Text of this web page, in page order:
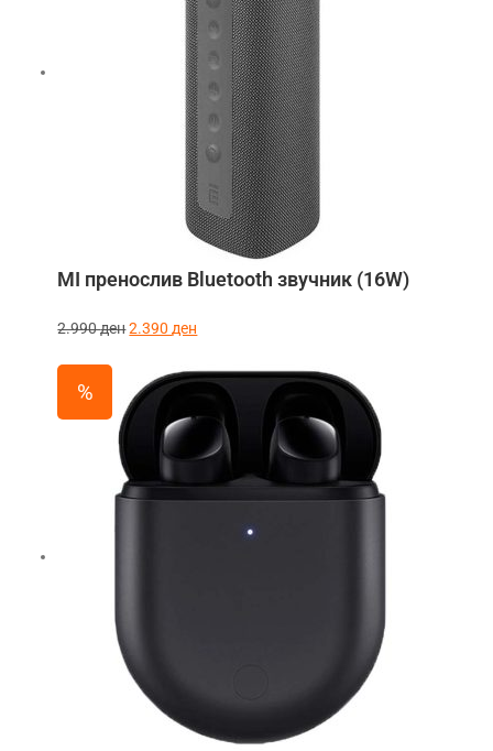
MI пренослив Bluetooth звучник (16W)
2.990ден2.390ден
%